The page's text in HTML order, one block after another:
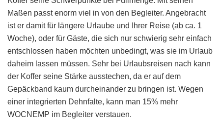
Maßen passt enorm viel in von den Begleiter. Angebracht
ist er damit für längere Urlaube und Ihrer Reise (ab ca. 1
Woche), oder für Gäste, die sich nur schwierig sehr einfach
entschlossen haben möchten unbedingt, was sie im Urlaub
daheim lassen müssen. Sehr bei Urlaubsreisen nach kann
der Koffer seine Stärke ausstechen, da er auf dem
Gepäckband kaum durcheinander zu bringen ist. Wegen
einer integrierten Dehnfalte, kann man 15% mehr
WOCNEMP im Begleiter verstauen.